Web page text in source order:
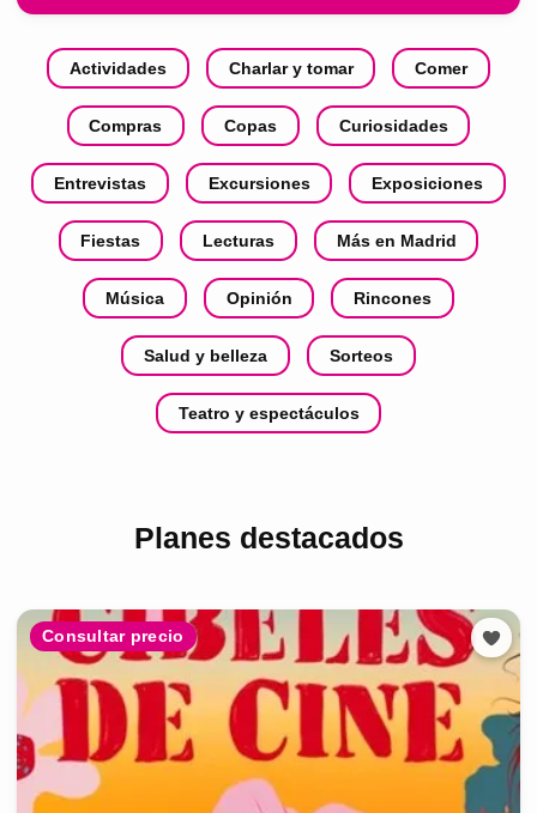
Actividades Charlar y tomar Comer
Compras Copas Curiosidades
Entrevistas Excursiones Exposiciones
Fiestas Lecturas Más en Madrid
Música Opinión Rincones
Salud y belleza Sorteos
Teatro y espectáculos
Planes destacados
Consultar precio